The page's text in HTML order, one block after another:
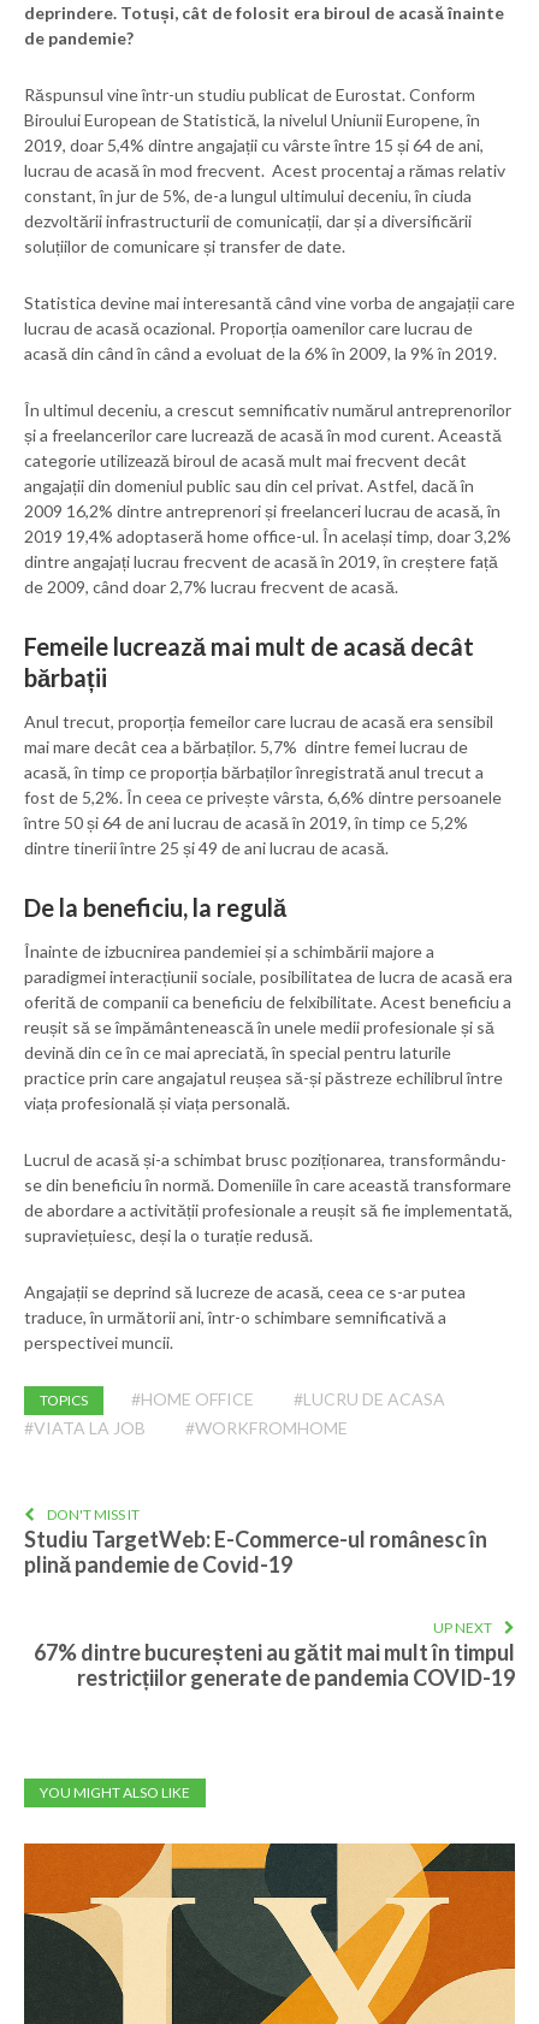
deprindere. Totuși, cât de folosit era biroul de acasă înainte
de pandemie?
Răspunsul vine într-un studiu publicat de Eurostat. Conform
Biroului European de Statistică, la nivelul Uniunii Europene, în
2019, doar 5,4% dintre angajații cu vârste între 15 și 64 de ani,
lucrau de acasă în mod frecvent. Acest procentaj a rămas relativ
constant, în jur de 5%, de-a lungul ultimului deceniu, în ciuda
dezvoltării infrastructurii de comunicații, dar și a diversificării
soluțiilor de comunicare și transfer de date.
Statistica devine mai interesantă când vine vorba de angajații care
lucrau de acasă ocazional. Proporția oamenilor care lucrau de
acasă din când în când a evoluat de la 6% în 2009, la 9% în 2019.
În ultimul deceniu, a crescut semnificativ numărul antreprenorilor
și a freelancerilor care lucrează de acasă în mod curent. Această
categorie utilizează biroul de acasă mult mai frecvent decât
angajații din domeniul public sau din cel privat. Astfel, dacă în
2009 16,2% dintre antreprenori și freelanceri lucrau de acasă, în
2019 19,4% adoptaseră home office-ul. În același timp, doar 3,2%
dintre angajați lucrau frecvent de acasă în 2019, în creștere față
de 2009, când doar 2,7% lucrau frecvent de acasă.
Femeile lucrează mai mult de acasă decât
bărbații
Anul trecut, proporția femeilor care lucrau de acasă era sensibil
mai mare decât cea a bărbaților. 5,7% dintre femei lucrau de
acasă, în timp ce proporția bărbaților înregistrată anul trecut a
fost de 5,2%. În ceea ce privește vârsta, 6,6% dintre persoanele
între 50 și 64 de ani lucrau de acasă în 2019, în timp ce 5,2%
dintre tinerii între 25 și 49 de ani lucrau de acasă.
De la beneficiu, la regulă
Înainte de izbucnirea pandemiei și a schimbării majore a
paradigmei interacțiunii sociale, posibilitatea de lucra de acasă era
oferită de companii ca beneficiu de felxibilitate. Acest beneficiu a
reușit să se împământenească în unele medii profesionale și să
devină din ce în ce mai apreciată, în special pentru laturile
practice prin care angajatul reușea să-și păstreze echilibrul între
viața profesională și viața personală.
Lucrul de acasă și-a schimbat brusc poziționarea, transformându-
se din beneficiu în normă. Domeniile în care această transformare
de abordare a activității profesionale a reușit să fie implementată,
supraviețuiesc, deși la o turație redusă.
Angajații se deprind să lucreze de acasă, ceea ce s-ar putea
traduce, în următorii ani, într-o schimbare semnificativă a
perspectivei muncii.
TOPICS #HOME OFFICE
#LUCRU DE ACASA
#VIATA LA JOB
#WORKFROMHOME
DON'T MISS IT
Studiu TargetWeb: E-Commerce-ul românesc în
plină pandemie de Covid-19
UP NEXT
67% dintre bucureșteni au gătit mai mult în timpul
restricțiilor generate de pandemia COVID-19
YOU MIGHT ALSO LIKE